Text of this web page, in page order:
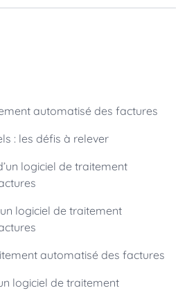
automatisé des factures
: les défis à relever
logiciel de traitement
logiciel de traitement
automatisé des factures
logiciel de traitement